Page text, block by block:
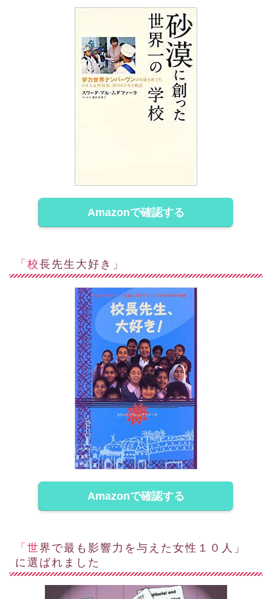
Amazonで確認する
「校長先生大好き」
Amazonで確認する
「世界で最も影響力を与えた女性１０人」
に選ばれました